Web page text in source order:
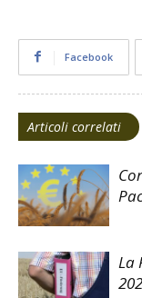
Facebook
Articoli correlati
La